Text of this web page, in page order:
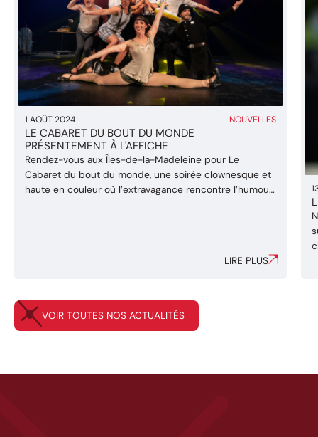
1 AOÛT 2024 NOUVELLES
LE CABARET DU BOUT DU MONDE
PRÉSENTEMENT À L'AFFICHE
Rendez-vous aux Îles-de-la-Madeleine pour Le
Cabaret du bout du monde, une soirée clownesque et
haute en couleur où l’extravagance rencontre l’humour
LIRE PLUS
VOIR TOUTES NOS ACTUALITÉS